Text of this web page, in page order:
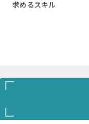
求めるスキル